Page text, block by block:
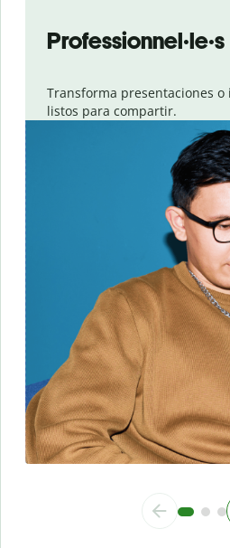
Professionnel·le·s
Transforma presentaciones o
listos para compartir.